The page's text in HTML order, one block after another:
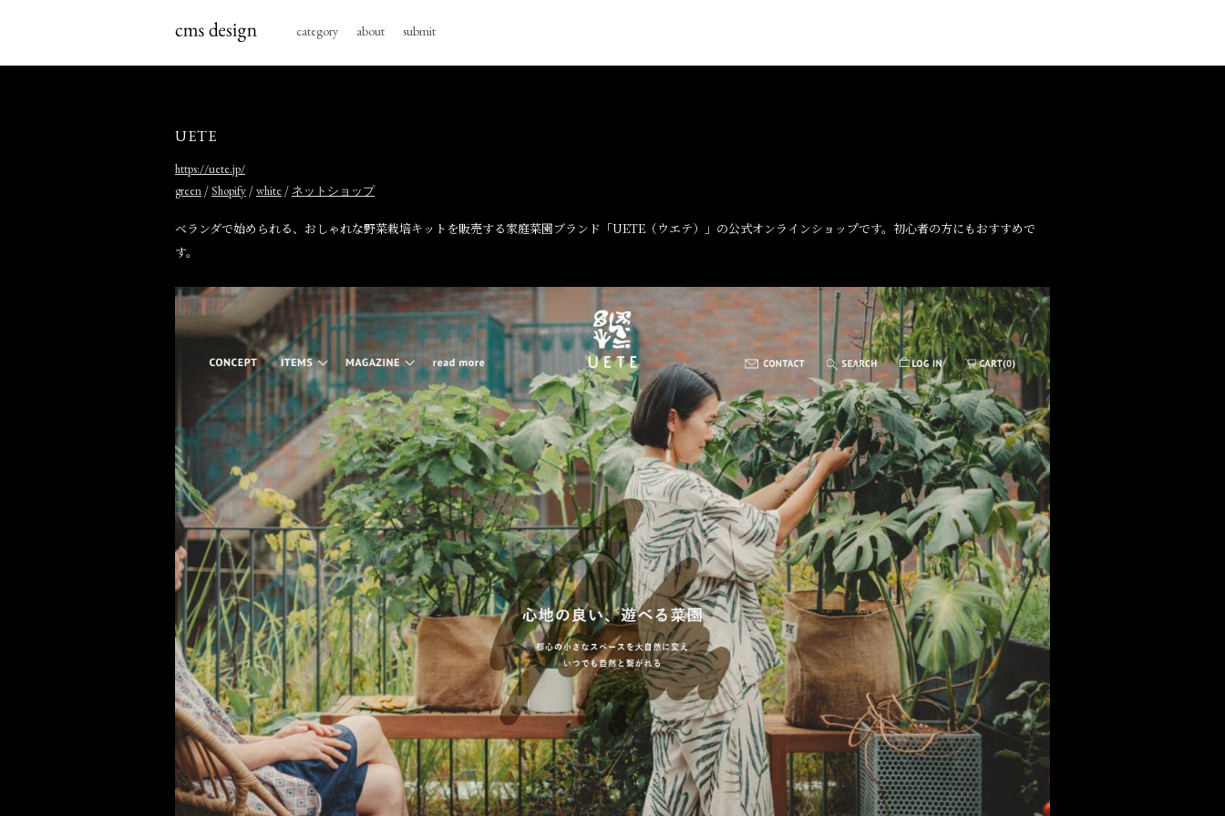
category about submit
UETE
https://uete.jp/
green / Shopify /white / ネットショップ
ベランダで始められる、おしゃれな野菜栽培キットを販売する家庭菜園ブランド「UETE（ウエテ）」の公式オンラインショップです。初心者の方にもおすすめで
す。